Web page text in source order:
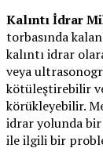
Kalıntı İdrar
torbasında
kalıntı idrar
veya
kötüleştirebilir
körükleyebilir.
idrar yolunda bir
ile ilgili bir